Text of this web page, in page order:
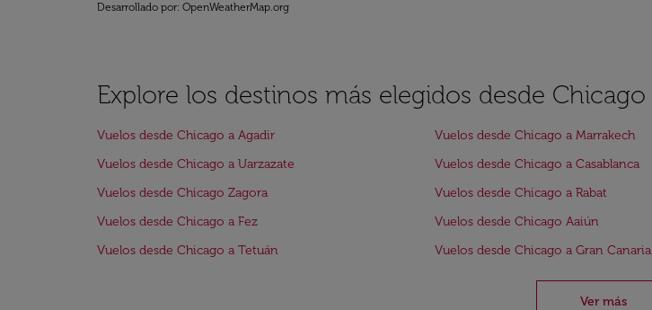
Desarrollado por: OpenWeatherMap.org
Explore los destinos más elegidos desde Chicago
Vuelos desde Chicago a Agadir Vuelos desde Chicago a Marrakech
Vuelos desde Chicago a Uarzazate
Vuelos desde Chicago a Casablanca
Vuelos desde Chicago Zagora
Vuelos desde Chicago a Rabat
Vuelos desde Chicago a Fez
Vuelos desde Chicago Aaiún
Vuelos desde Chicago a Tetuán
Vuelos desde Chicago a Gran Canaria
Ver más